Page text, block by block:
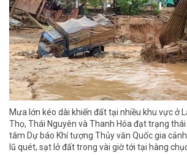
Mưa lớn kéo dài khiến đất tại nhiều khu vực ở
Thọ, Thái Nguyên và Thanh Hóa đạt trạng
tâm Dự báo Khí tượng Thủy văn Quốc gia
lũ quét, sạt lở đất trong vài giờ tới tại hàng